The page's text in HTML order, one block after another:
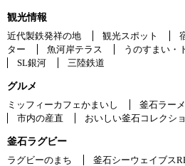
観光情報
近代製鉄発祥の地
観光スポット
ター
魚河岸テラス うのすまい・
SL銀河
三陸鉄道
グルメ
ミッフィーカフェかまいし
釜石ラー
市内の産直
おいしい釜石コレクシ
釜石ラグビー
ラグビーのまち
釜石シーウェイブス